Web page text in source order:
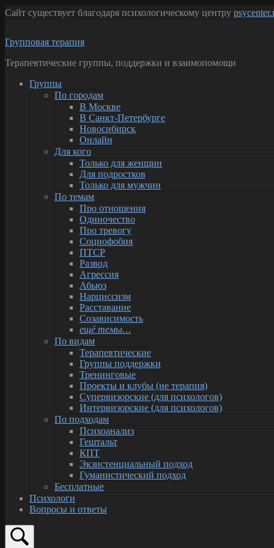
Перейти
Сайт существует благодаря психологическому центру
Групповая терапия
Терапевтические группы, поддержки и взаимопомощи
Группы
По городам
В Москве
В Санкт-Петербурге
Новосибирск
Онлайн
Для кого
Только для женщин
Для подростков
Только для мужчин
По темам
Про отношения
Одиночество
Про тревогу
Социофобия
ПТСР
Развод
Агрессия
Абьюз
Нарциссизм
Расставание
Созависимость
ещё темы…
По видам
Терапевтические
Группы поддержки
Тренинговые
Проекты и клубы (не терапия)
Супервизорские (для психологов)
Интервизорские (для психологов)
По подходам
Психоанализ
Гештальт
КПТ
Экзистенциальный подход
Гуманистический подход
Бесплатные
Психологи
Вопросы и ответы
Открыть
строку